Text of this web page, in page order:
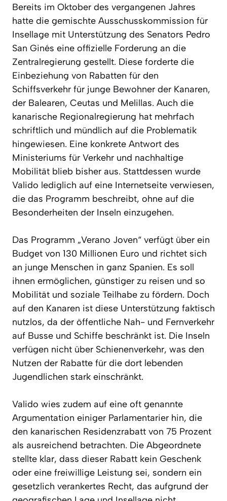
Bereits im Oktober des vergangenen Jahres
hatte die gemischte Ausschusskommission für
Insellage mit Unterstützung des Senators Pedro
San Ginés eine offizielle Forderung an die
Zentralregierung gestellt. Diese forderte die
Einbeziehung von Rabatten für den
Schiffsverkehr für junge Bewohner der Kanaren,
der Balearen, Ceutas und Melillas. Auch die
kanarische Regionalregierung hat mehrfach
schriftlich und mündlich auf die Problematik
hingewiesen. Eine konkrete Antwort des
Ministeriums für Verkehr und nachhaltige
Mobilität blieb bisher aus. Stattdessen wurde
Valido lediglich auf eine Internetseite verwiesen,
die das Programm beschreibt, ohne auf die
Besonderheiten der Inseln einzugehen.
Das Programm „Verano Joven“ verfügt über ein
Budget von 130 Millionen Euro und richtet sich
an junge Menschen in ganz Spanien. Es soll
ihnen ermöglichen, günstiger zu reisen und so
Mobilität und soziale Teilhabe zu fördern. Doch
auf den Kanaren ist diese Unterstützung faktisch
nutzlos, da der öffentliche Nah- und Fernverkehr
auf Busse und Schiffe beschränkt ist. Die Inseln
verfügen nicht über Schienenverkehr, was den
Nutzen der Rabatte für die dort lebenden
Jugendlichen stark einschränkt.
Valido wies zudem auf eine oft genannte
Argumentation einiger Parlamentarier hin, die
den kanarischen Residenzrabatt von 75 Prozent
als ausreichend betrachten. Die Abgeordnete
stellte klar, dass dieser Rabatt kein Geschenk
oder eine freiwillige Leistung sei, sondern ein
gesetzlich verankertes Recht, das aufgrund der